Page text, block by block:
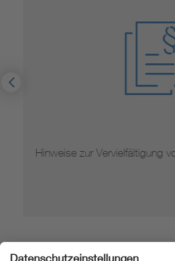
Hinweise zur Vervielfältigung von